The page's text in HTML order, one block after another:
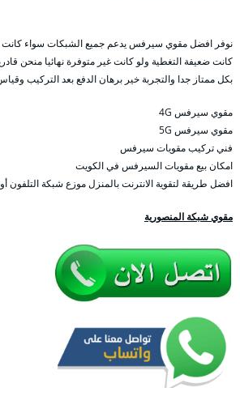
نوفر افضل مقوي سيرفس يدعم جميع الشبكات سواء كانت
كانت ضعيفة التغطية ولو كانت غير متوفرة نهائيا منحن
بكل ممتاز جدا والتجربة خير برهان الدفع بعد التركيب
مقوي سيرفس 4G
مقوي سيرفس 5G
فني تركيب مقويات سيرفس
امكان بيع مقويات السيرفس في الكويت
افضل طريقة لتقوية الانترنت بالمنزل موزع شبكة التلفون أو
مقوي شبكة المنصورية